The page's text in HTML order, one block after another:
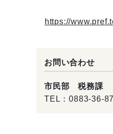
https://
お問い合わせ
市民部 税務課
TEL：0883-36-